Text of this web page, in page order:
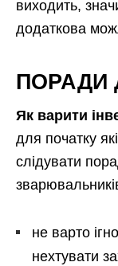
виходить,
додаткова
ПОРАДИ
Як варити
для початку
слідувати
не варто
нехтувати